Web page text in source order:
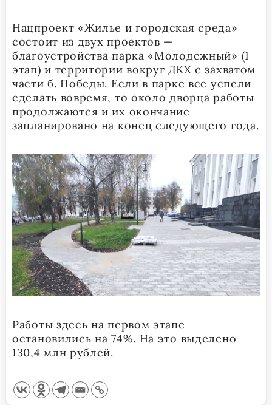
Нацпроект «Жилье и городская среда»
состоит из двух проектов —
благоустройства парка «Молодежный» (1
этап) и территории вокруг ДКХ с захватом
части б. Победы. Если в парке все успели
сделать вовремя, то около дворца работы
продолжаются и их окончание
запланировано на конец следующего года.
Работы здесь на первом этапе
остановились на 74%. На это выделено
130,4 млн рублей.